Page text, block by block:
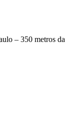
– 350 metros da